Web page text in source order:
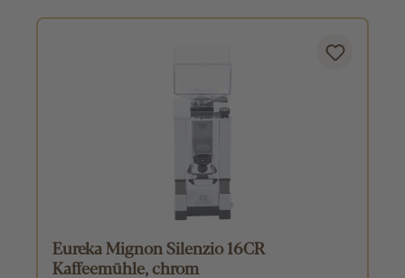
Eureka Mignon Silenzio 16CR
Kaffeemühle, chrom